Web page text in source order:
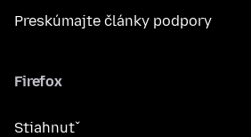
Preskúmajte články podpory
Firefox
Stiahnuť